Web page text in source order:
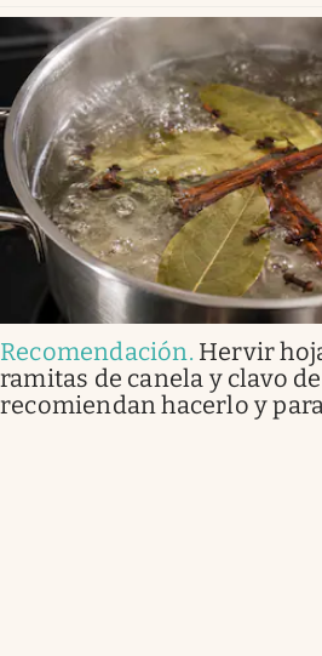
Recomendación. Hervir
ramitas de canela y clavo
recomiendan hacerlo y